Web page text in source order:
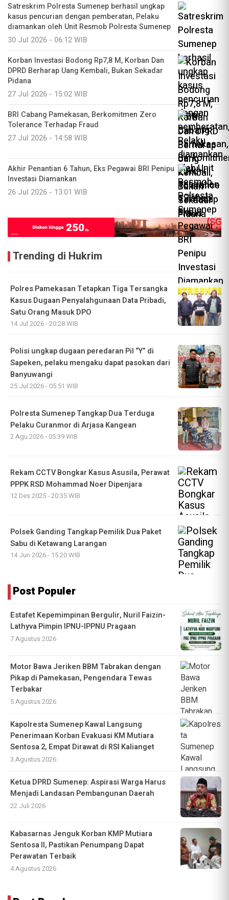
Satreskrim Polresta Sumenep berhasil ungkap
kasus pencurian dengan pemberatan, Pelaku
diamankan oleh Unit Resmob Polresta Sumenep
30 Jul 2026 - 06:12 WIB
Korban Investasi Bodong Rp7,8 M, Korban Dan
DPRD Berharap Uang Kembali, Bukan Sekadar
Pidana
27 Jul 2026 - 15:02 WIB
BRI Cabang Pamekasan, Berkomitmen Zero
Tolerance Terhadap Fraud
27 Jul 2026 - 14:58 WIB
Akhir Penantian 6 Tahun, Eks Pegawai BRI Penipu
Investasi Diamankan
26 Jul 2026 - 13:01 WIB
Trending di Hukrim
Polres Pamekasan Tetapkan Tiga Tersangka
Kasus Dugaan Penyalahgunaan Data Pribadi,
Satu Orang Masuk DPO
14 Jul 2026 - 20:28 WIB
Polisi ungkap dugaan peredaran Pil “Y” di
Sapeken, pelaku mengaku dapat pasokan dari
Banyuwangi
25 Jul 2026 - 05:51 WIB
Polresta Sumenep Tangkap Dua Terduga
Pelaku Curanmor di Arjasa Kangean
2 Agu 2026 - 05:39 WIB
Rekam CCTV Bongkar Kasus Asusila, Perawat
PPPK RSD Mohammad Noer Dipenjara
12 Des 2025 - 20:35 WIB
Polsek Ganding Tangkap Pemilik Dua Paket
Sabu di Ketawang Larangan
14 Jun 2026 - 15:20 WIB
Post Populer
Estafet Kepemimpinan Bergulir, Nuril Faizin-
Lathyva Pimpin IPNU-IPPNU Pragaan
7 Agustus 2026
Motor Bawa Jeriken BBM Tabrakan dengan
Pikap di Pamekasan, Pengendara Tewas
Terbakar
5 Agustus 2026
Kapolresta Sumenep Kawal Langsung
Penerimaan Korban Evakuasi KM Mutiara
Sentosa 2, Empat Dirawat di RSI Kalianget
3 Agustus 2026
Ketua DPRD Sumenep: Aspirasi Warga Harus
Menjadi Landasan Pembangunan Daerah
22 Juli 2026
Kabasarnas Jenguk Korban KMP Mutiara
Sentosa II, Pastikan Penumpang Dapat
Perawatan Terbaik
4 Agustus 2026